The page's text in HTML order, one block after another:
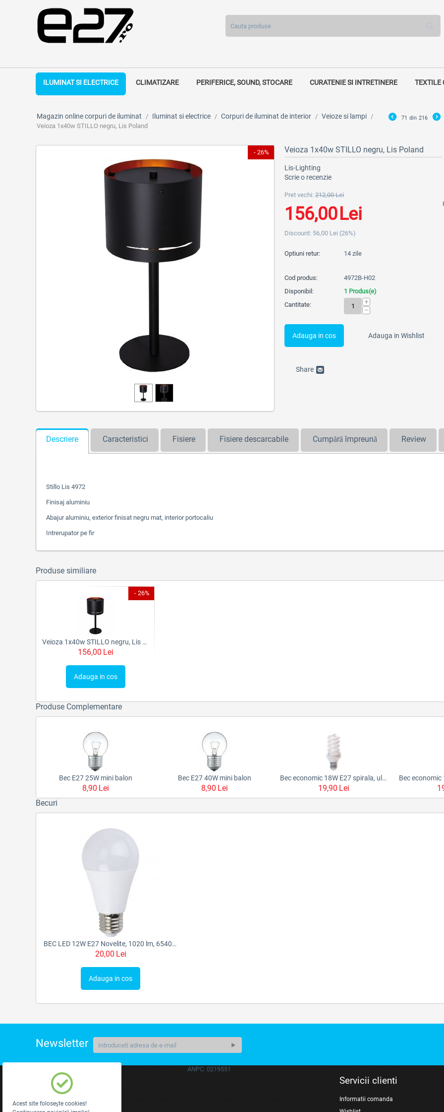
ILUMINAT SI ELECTRICE CLIMATIZARE PERIFERICE, SOUND, STOCARE CURATENIE SI INTRETINERE TEXTILE
Magazin online corpuri de iluminat / Iluminat si electrice / Corpuri de iluminat de interior / Veioze si lampi /
Veioza 1x40w STILLO negru, Lis Poland
71 din 216
- 26% Veioza 1x40w STILLO negru, Lis Poland
Lis-Lighting
Scrie o recenzie
Pret vechi: 212,00 Lei
156,00 Lei
Discount: 56,00 Lei (26%)
Optiuni retur: 14 zile
Cod produs:
4972B-H02
Disponibil:
1 Produs(e)
Cantitate:
+
−
Adauga in cos Adauga in Wishlist
Share
Descriere Caracteristici Fisiere Fisiere descarcabile Cumpără împreună Review
Stillo Lis 4972
Finisaj aluminiu
Abajur aluminiu, exterior finisat negru mat, interior portocaliu
Intrerupator pe fir
Produse similiare
- 26%
Veioza 1x40w STILLO negru, Lis Poland
156,00 Lei
Adauga in cos
Produse Complementare
Bec E27 25W mini balon
8,90 Lei
Bec E27 40W mini balon
8,90 Lei
Bec economic 18W E27 spirala, ultra mini, alb cald
19,90 Lei
Becuri
BEC LED 12W E27 Novelite, 1020 lm, 65400K, FST56771
20,00 Lei
Adauga in cos
Newsletter
Creati cont
ANPC: 0219551
Servicii clienti
Informatii comanda
Acest site foloseşte cookies!